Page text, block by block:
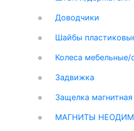
Доводчики
Шайбы
Колеса
Задвижка
Защелка магнитная
МАГНИТЫ